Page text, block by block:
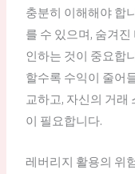
충분히 이해해야 합
를 수 있으며, 숨겨
인하는 것이 중요합
할수록 수익이 줄어
교하고, 자신의 거래
이 필요합니다.
레버리지 활용의 위